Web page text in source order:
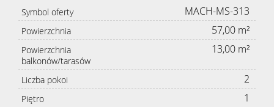
Symbol oferty MACH-MS-313
Powierzchnia 57,00 m²
Powierzchnia
balkonów/tarasów
13,00 m²
Liczba pokoi 2
Piętro 1